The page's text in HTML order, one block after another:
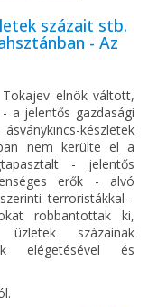
százait stb.
- Az
elnök váltott,
a jelentős gazdasági
készletek
nem kerülte el a
- jelentős
erők - alvó
terroristákkal -
robbantottak ki,
üzletek százainak
elégetésével és